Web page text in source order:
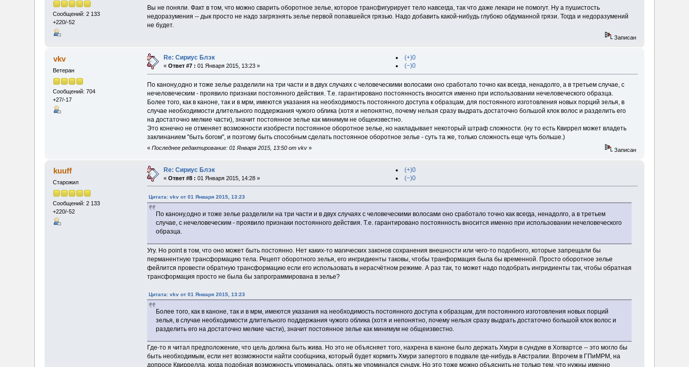
Сообщений: 2 133
+220/-52
Вы не поняли. Факт в том, что можно сварить оборотное зелье, которое трансфигурирует тело навсегда, так что даже лекари не помогут. Ну а пушистость
недоразумения -- дык просто не надо загрязнять зелье первой попавшейся грязью. Надо добавить какой-нибудь глубоко обдуманной грязи. Тогда и недоразумений
не будет.
Записан
vkv
Ветеран
Сообщений: 704
+27/-17
Re: Сириус Блэк
«Ответ #7 : 01 Января 2015, 13:23 »
(+)0
(−)0
По канону,одно и тоже зелье разделили на три части и в двух случаях с человеческими волосами оно сработало точно как всегда, ненадолго, а в третьем случае, с
нечеловеческим - проявило признаки постоянного действия. Т.е. гарантировано постоянность вносится именно при использовании нечеловеческого образца.
Более того, как в каноне, так и в мрм, имеются указания на необходимость постоянного доступа к образцам, для постоянного изготовления новых порций зелья, в
случае необходимости длительного поддержания чужого облика (хотя и непонятно, почему нельзя сразу выдрать достаточно большой клок волос и разделить его
на достаточно мелкие части), значит постоянное зелье как минимум не общеизвестно.
Это конечно не отменяет возможности изобрести постоянное оборотное зелье, но накладывает некоторый штраф сложности. (ну то есть Квиррел может владеть
заклинанием "быть богом", и поэтому быть способным сделать постоянное оборотное зелье - суть та же, только сложность еще чуть больше.)
« Последнее редактирование: 01 Января 2015, 13:50 от vkv» Записан
kuuff
Старожил
Сообщений: 2 133
+220/-52
Re: Сириус Блэк
«Ответ #8 : 01 Января 2015, 14:28 »
(+)0
(−)0
Цитата: vkv от 01 Января 2015, 13:23
По канону,одно и тоже зелье разделили на три части и в двух случаях с человеческими волосами оно сработало точно как всегда, ненадолго, а в третьем
случае, с нечеловеческим - проявило признаки постоянного действия. Т.е. гарантировано постоянность вносится именно при использовании нечеловеческого
образца.
Угу. Но point в том, что оно может быть постоянно. Нет каких-то магических законов сохранения внешности или чего-то подобного, которые запрещали бы
перманентную трансформацию тела. Рецепт оборотного зелья, его ингридиенты таковы, чтобы транформация была бы временной. Просто оборотное зелье
фейлится провести обратную трансформацию если его использовать в нерасчётном режиме. А раз так, то может надо подобрать ингридиенты так, чтобы обратная
трансформация просто не была бы запрограммирована в зелье?
Цитата: vkv от 01 Января 2015, 13:23
Более того, как в каноне, так и в мрм, имеются указания на необходимость постоянного доступа к образцам, для постоянного изготовления новых порций
зелья, в случае необходимости длительного поддержания чужого облика (хотя и непонятно, почему нельзя сразу выдрать достаточно большой клок волос и
разделить его на достаточно мелкие части), значит постоянное зелье как минимум не общеизвестно.
Где-то я читал предположение, что цель должна быть жива. Но это не объясняет того, нахрена в каноне было держать Хмури в сундуке в Хогвартсе -- это могло бы
быть необходимым, если нет возможности найти сообщника, который будет кормить Хмури запертого в подвале где-нибудь в Австралии. Впрочем в ГПиМРМ, на
допросе Квиррелла, когда подобная возможность упоминалась, опять же упоминался сундук. Но это тоже можно объяснить не только тем, что нужны именно